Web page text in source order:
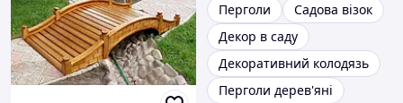
Перголи
Садова візок
Декор в саду
Декоративний колодязь
Перголи дерев'яні